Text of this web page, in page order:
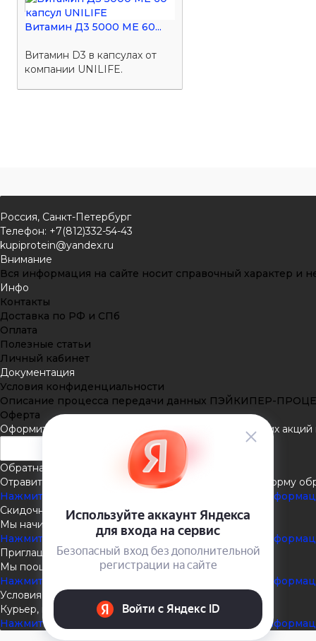
Витамин Д3 5000 ME 60...
Витамин D3 в капсулах от
компании UNILIFE.
Россия, Санкт-Петербург
Телефон: +7(812)332-54-43
kupiprotein@yandex.ru
Внимание
Вся информация на сайте носит справочный характер и
Инфо
Контакты
Доставка по РФ и СПб
Оплата
Полезные статьи
Личный кабинет
Документация
Условия конфиденциальности
Описание процесса передачи данных ПЭЙКИПЕР-
Оферта
Оформить подписку
Подпишитесь на рассылку наших
Обратная связь
Отравить нам сообщение или задать вопрос через форму
Нажмите здесь для получения дополнительной
Скидочная система
Мы начисляем кэшбэк с покупок
Нажмите здесь для получения дополнительной
Приглашаем к партнёрству
Мы поощеряем наших партнёров
Нажмите здесь для получения дополнительной
Условия доставки
Курьер, пункты выдачи, Почта России
Нажмите здесь для получения дополнительной